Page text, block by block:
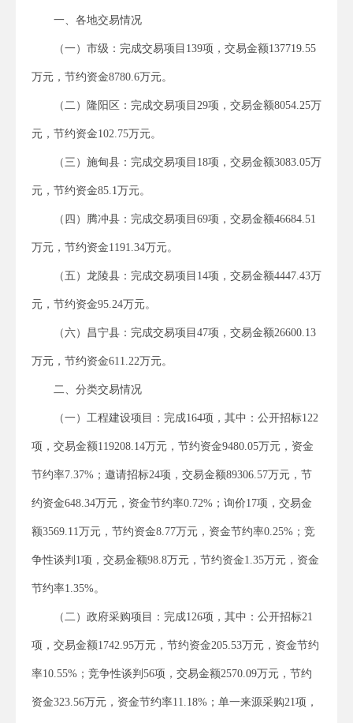
一、各地交易情况
（一）市级：完成交易项目139项，交易金额137719.55
万元，节约资金8780.6万元。
（二）隆阳区：完成交易项目29项，交易金额8054.25万
元，节约资金102.75万元。
（三）施甸县：完成交易项目18项，交易金额3083.05万
元，节约资金85.1万元。
（四）腾冲县：完成交易项目69项，交易金额46684.51
万元，节约资金1191.34万元。
（五）龙陵县：完成交易项目14项，交易金额4447.43万
元，节约资金95.24万元。
（六）昌宁县：完成交易项目47项，交易金额26600.13
万元，节约资金611.22万元。
二、分类交易情况
（一）工程建设项目：完成164项，其中：公开招标122
项，交易金额119208.14万元，节约资金9480.05万元，资金
节约率7.37%；邀请招标24项，交易金额89306.57万元，节
约资金648.34万元，资金节约率0.72%；询价17项，交易金
额3569.11万元，节约资金8.77万元，资金节约率0.25%；竞
争性谈判1项，交易金额98.8万元，节约资金1.35万元，资金
节约率1.35%。
（二）政府采购项目：完成126项，其中：公开招标21
项，交易金额1742.95万元，节约资金205.53万元，资金节约
率10.55%；竞争性谈判56项，交易金额2570.09万元，节约
资金323.56万元，资金节约率11.18%；单一来源采购21项，